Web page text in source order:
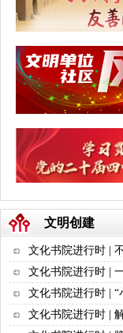
文明创建
文化书院进行时 |
文化书院进行时 |
文化书院进行时 | “
文化书院进行时 |